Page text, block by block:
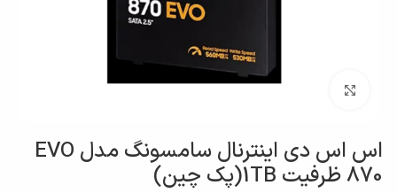
بزرگنمایی تصویر
اس اس دی اینترنال سامسونگ مدل EVO
870 ظرفیت 1TB(پک چین)